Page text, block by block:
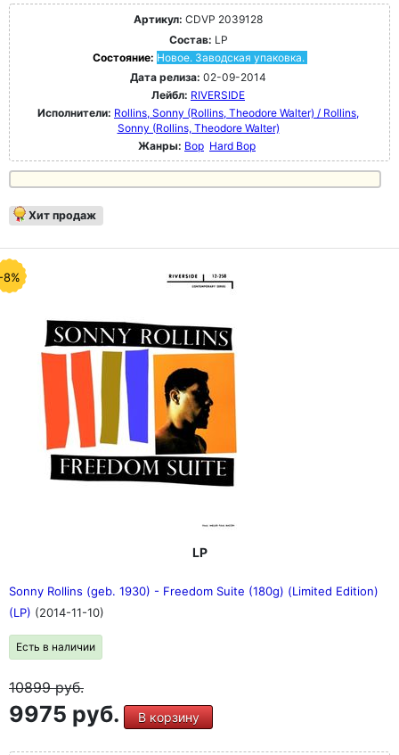
Артикул: CDVP 2039128
Состав: LP
Состояние: Новое. Заводская упаковка.
Дата релиза: 02-09-2014
Лейбл: RIVERSIDE
Исполнители: Rollins, Sonny (Rollins, Theodore Walter) / Rollins,
Sonny (Rollins, Theodore Walter)
Жанры: Bop Hard Bop
Хит продаж
8%
LP
Sonny Rollins (geb. 1930) - Freedom Suite (180g) (Limited Edition)
(LP) (2014-11-10)
Есть в наличии
10899руб.
9975 руб. В корзину